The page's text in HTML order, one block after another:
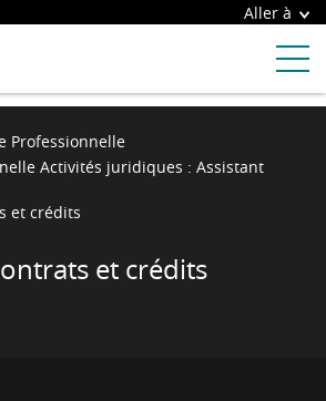
Aller à
Professionnelle
Activités juridiques : Assistant
et crédits
et crédits